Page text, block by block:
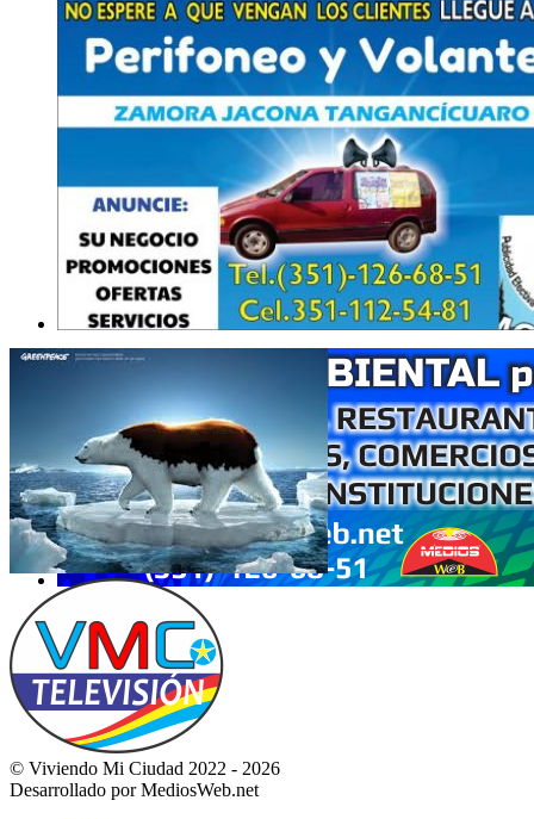
© Viviendo Mi Ciudad 2022 - 2026
Desarrollado por MediosWeb.net